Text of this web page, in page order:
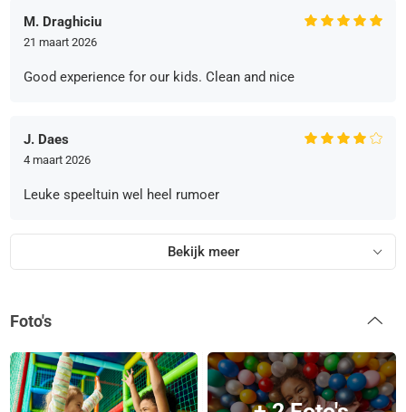
M. Draghiciu
21 maart 2026
Good experience for our kids. Clean and nice
J. Daes
4 maart 2026
Leuke speeltuin wel heel rumoer
Bekijk meer
Foto's